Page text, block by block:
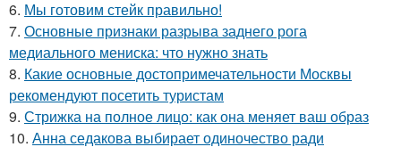
6. Мы готовим стейк правильно!
7. Основные признаки разрыва заднего рога
медиального мениска: что нужно знать
8. Какие основные достопримечательности Москвы
рекомендуют посетить туристам
9. Стрижка на полное лицо: как она меняет ваш образ
10. Анна седакова выбирает одиночество ради